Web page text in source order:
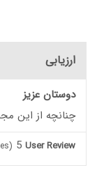
ارزیابی
دوستان عزیز
چنانچه از این
User Review
5